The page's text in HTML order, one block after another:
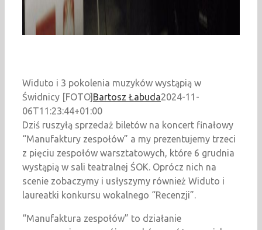
Widuto i 3 pokolenia muzyków wystąpią w
Świdnicy [FOTO] Bartosz Łabuda2024-11-
06T11:23:44+01:00
Dziś ruszyłą sprzedaż biletów na koncert finałowy
“Manufaktury zespołów” a my prezentujemy trzeci
z pięciu zespołów warsztatowych, które 6 grudnia
wystąpią w sali teatralnej ŚOK. Oprócz nich na
scenie zobaczymy i usłyszymy również Widuto i
laureatki konkursu wokalnego “Recenzji”.
“Manufaktura zespołów” to działanie